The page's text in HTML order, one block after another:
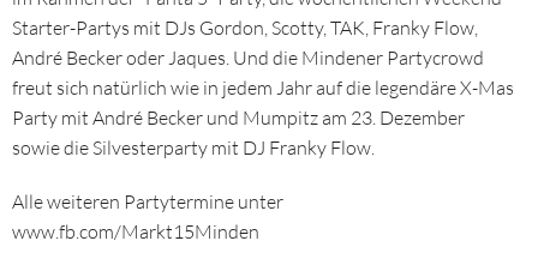
Starter-Partys mit DJs Gordon, Scotty, TAK, Franky Flow,
André Becker oder Jaques. Und die Mindener Partycrowd
freut sich natürlich wie in jedem Jahr auf die legendäre X-Mas
Party mit André Becker und Mumpitz am 23. Dezember
sowie die Silvesterparty mit DJ Franky Flow.
Alle weiteren Partytermine unter
www.fb.com/Markt15Minden